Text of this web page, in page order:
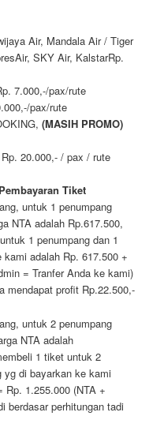
Air, Mandala Air / Tiger
SKY Air, KalstarRp.
7.000,-/pax/rute
pax/rute
(MASIH PROMO)
20.000,- / pax / rute
Tiket
untuk 1 penumpang
NTA adalah Rp.617.500,
1 penumpang dan 1
adalah Rp. 617.500 +
= Tranfer Anda ke kami)
mendapat profit Rp.22.500,-
untuk 2 penumpang
NTA adalah
1 tiket untuk 2
yg di bayarkan ke kami
Rp. 1.255.000 (NTA +
berdasar perhitungan tadi